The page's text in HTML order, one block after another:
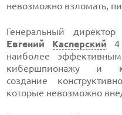
невозможно взломать,
Генеральный директор
Евгений Касперский 4
наиболее
кибершпионажу и
создание
которые невозможно